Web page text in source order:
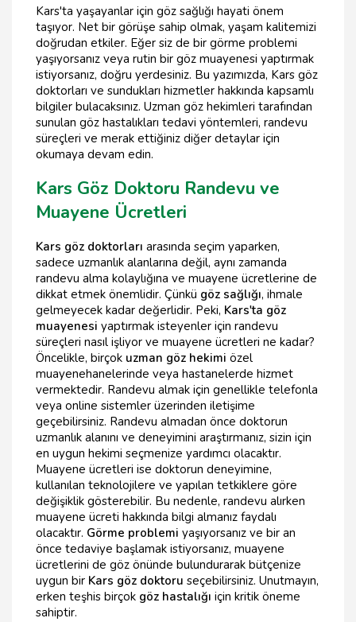
Kars'ta yaşayanlar için göz sağlığı hayati önem
taşıyor. Net bir görüşe sahip olmak, yaşam kalitemizi
doğrudan etkiler. Eğer siz de bir görme problemi
yaşıyorsanız veya rutin bir göz muayenesi yaptırmak
istiyorsanız, doğru yerdesiniz. Bu yazımızda, Kars göz
doktorları ve sundukları hizmetler hakkında kapsamlı
bilgiler bulacaksınız. Uzman göz hekimleri tarafından
sunulan göz hastalıkları tedavi yöntemleri, randevu
süreçleri ve merak ettiğiniz diğer detaylar için
okumaya devam edin.
Kars Göz Doktoru Randevu ve
Muayene Ücretleri
Kars göz doktorları arasında seçim yaparken,
sadece uzmanlık alanlarına değil, aynı zamanda
randevu alma kolaylığına ve muayene ücretlerine de
dikkat etmek önemlidir. Çünkü göz sağlığı, ihmale
gelmeyecek kadar değerlidir. Peki, Kars'ta göz
muayenesi yaptırmak isteyenler için randevu
süreçleri nasıl işliyor ve muayene ücretleri ne kadar?
Öncelikle, birçok uzman göz hekimi özel
muayenehanelerinde veya hastanelerde hizmet
vermektedir. Randevu almak için genellikle telefonla
veya online sistemler üzerinden iletişime
geçebilirsiniz. Randevu almadan önce doktorun
uzmanlık alanını ve deneyimini araştırmanız, sizin için
en uygun hekimi seçmenize yardımcı olacaktır.
Muayene ücretleri ise doktorun deneyimine,
kullanılan teknolojilere ve yapılan tetkiklere göre
değişiklik gösterebilir. Bu nedenle, randevu alırken
muayene ücreti hakkında bilgi almanız faydalı
olacaktır. Görme problemi yaşıyorsanız ve bir an
önce tedaviye başlamak istiyorsanız, muayene
ücretlerini de göz önünde bulundurarak bütçenize
uygun bir Kars göz doktoru seçebilirsiniz. Unutmayın,
erken teşhis birçok göz hastalığı için kritik öneme
sahiptir.